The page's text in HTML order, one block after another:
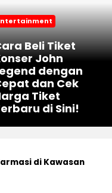
Beli Tiket
John
dengan
dan Cek
Tiket
di Sini!
di Kawasan